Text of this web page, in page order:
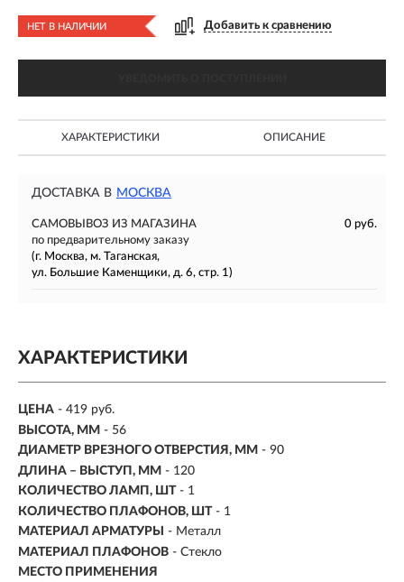
НЕТ В НАЛИЧИИ Добавить к сравнению
ХАРАКТЕРИСТИКИ ОПИСАНИЕ
ДОСТАВКА В МОСКВА
САМОВЫВОЗ ИЗ МАГАЗИНА
0 руб.
по предварительному заказу
(г. Москва, м. Таганская,
ул. Большие Каменщики, д. 6, стр. 1)
ХАРАКТЕРИСТИКИ
ЦЕНА - 419 руб.
ВЫСОТА, ММ - 56
ДИАМЕТР ВРЕЗНОГО ОТВЕРСТИЯ, ММ - 90
ДЛИНА – ВЫСТУП, ММ - 120
КОЛИЧЕСТВО ЛАМП, ШТ - 1
КОЛИЧЕСТВО ПЛАФОНОВ, ШТ - 1
МАТЕРИАЛ АРМАТУРЫ
- Металл
МАТЕРИАЛ ПЛАФОНОВ - Стекло
МЕСТО ПРИМЕНЕНИЯ